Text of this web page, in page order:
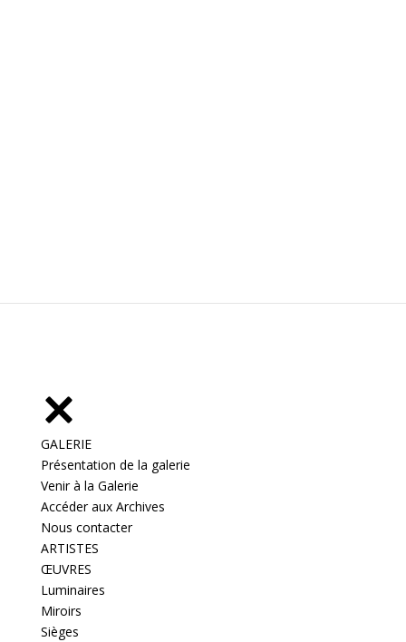
GALERIE
Présentation de la galerie
Venir à la Galerie
Accéder aux Archives
Nous contacter
ARTISTES
ŒUVRES
Luminaires
Miroirs
Sièges